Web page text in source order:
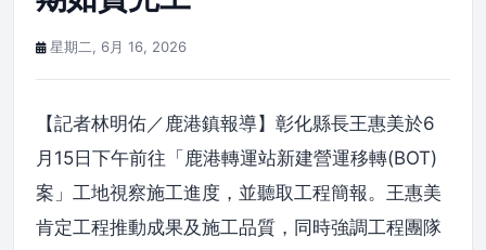
星期二, 6月 16, 2026
【記者林明佑／鹿港鎮報導】彰化縣長王惠美於6
月15日下午前往「鹿港轉運站新建營運移轉(BOT)
案」工地視察施工進度，並聽取工程簡報。王惠美
肯定工程推動成果及施工品質，同時強調工程團隊